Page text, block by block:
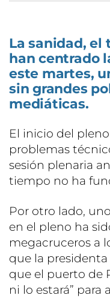
La sanidad, el
han centrado
este martes,
sin grandes
mediáticas.
El inicio del
problemas
sesión plenaria
tiempo no ha
Por otro lado,
en el pleno ha
megacruceros a
que la
que el puerto de
ni lo estará” para